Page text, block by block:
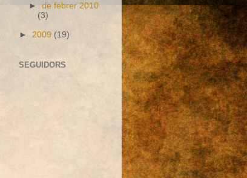
►de febrer 2010
(3)
► 2009 (19)
SEGUIDORS